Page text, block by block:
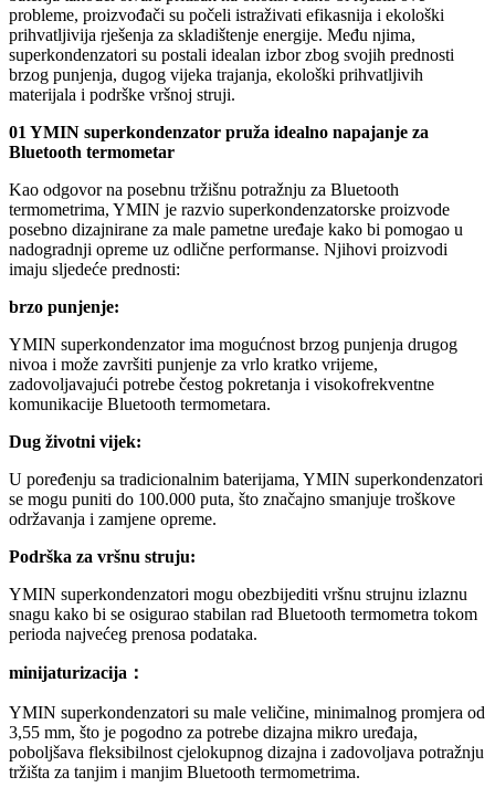
probleme, proizvođači su počeli istraživati ​​efikasnija i ekološki
prihvatljivija rješenja za skladištenje energije. Među njima,
superkondenzatori su postali idealan izbor zbog svojih prednosti
brzog punjenja, dugog vijeka trajanja, ekološki prihvatljivih
materijala i podrške vršnoj struji.
01 YMIN superkondenzator pruža idealno napajanje za
Bluetooth termometar
Kao odgovor na posebnu tržišnu potražnju za Bluetooth
termometrima, YMIN je razvio superkondenzatorske proizvode
posebno dizajnirane za male pametne uređaje kako bi pomogao u
nadogradnji opreme uz odlične performanse. Njihovi proizvodi
imaju sljedeće prednosti:
brzo punjenje:
YMIN superkondenzator ima mogućnost brzog punjenja drugog
nivoa i može završiti punjenje za vrlo kratko vrijeme,
zadovoljavajući potrebe čestog pokretanja i visokofrekventne
komunikacije Bluetooth termometara.
Dug životni vijek:
U poređenju sa tradicionalnim baterijama, YMIN superkondenzatori
se mogu puniti do 100.000 puta, što značajno smanjuje troškove
održavanja i zamjene opreme.
Podrška za vršnu struju:
YMIN superkondenzatori mogu obezbijediti vršnu strujnu izlaznu
snagu kako bi se osigurao stabilan rad Bluetooth termometra tokom
perioda najvećeg prenosa podataka.
minijaturizacija：
YMIN superkondenzatori su male veličine, minimalnog promjera od
3,55 mm, što je pogodno za potrebe dizajna mikro uređaja,
poboljšava fleksibilnost cjelokupnog dizajna i zadovoljava potražnju
tržišta za tanjim i manjim Bluetooth termometrima.